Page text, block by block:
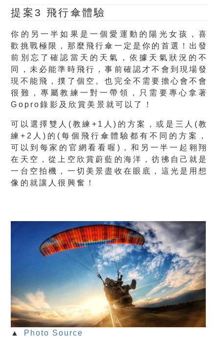
提案3 飛行傘體驗
你的另一半如果是一個愛運動的 陽光女孩
，喜
歡挑戰極限，那麼飛行傘一定是你的首選！出發
前別忘了確認當天的天氣，依據天氣狀況的不
同，未必能準時飛行，事前確認才不會到現場發
現不能飛，撲了個空。也完全不需要擔心會不會
很難，專屬教練一對一帶領
，只需要專心拿著
Gopro錄影及欣賞美景就可以了！
可以選擇雙人(教練+1人)的方案，或是三人(教
練+2人)的 (每個飛行傘體驗都有不同的方案，
可以到每家的官網看看喔) ，和另一半一起翱翔
在天空，從上空欣賞蔚藍的海洋，彷彿自己就是
一台空拍機，一切美景盡收在眼底，這光是用想
像的就讓人很興奮！
▲ Photo Source